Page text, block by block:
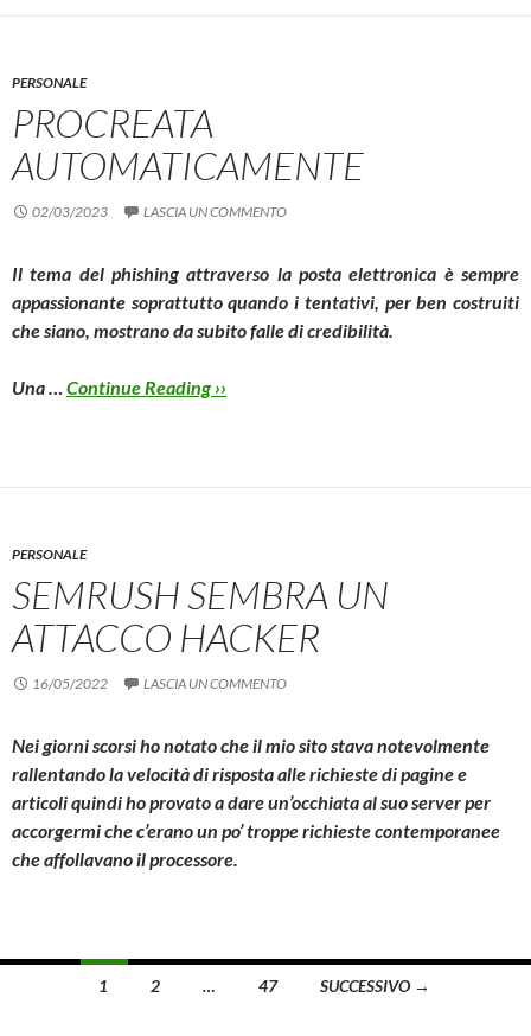
PERSONALE
PROCREATA
AUTOMATICAMENTE
02/03/2023 LASCIA UN COMMENTO
Il tema del phishing attraverso la posta elettronica è sempre
appassionante soprattutto quando i tentativi, per ben costruiti
che siano, mostrano da subito falle di credibilità.
Una … Continue Reading ››
PERSONALE
SEMRUSH SEMBRA UN
ATTACCO HACKER
16/05/2022 LASCIA UN COMMENTO
Nei giorni scorsi ho notato che il mio sito stava notevolmente
rallentando la velocità di risposta alle richieste di pagine e
articoli quindi ho provato a dare un’occhiata al suo server per
accorgermi che c’erano un po’ troppe richieste contemporanee
che affollavano il processore.
Navigazione
1 2 … 47 SUCCESSIVO →